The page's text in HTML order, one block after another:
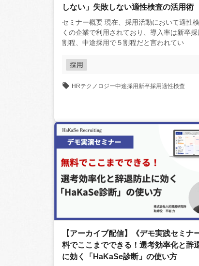
しない」失敗しない適性検査の活用術
セミナー概要 現在、採用活動において適性検査は多
くの企業で利用されており、導入率は新卒採
割程、中途採用で５割程だと言われてい
採用
HRテクノロジー中途採用新卒採用適性検査
【アーカイブ配信】《デモ実践セミナ
料でここまでできる！選考効率化と辞
に効く「HaKaSe診断」の使い方